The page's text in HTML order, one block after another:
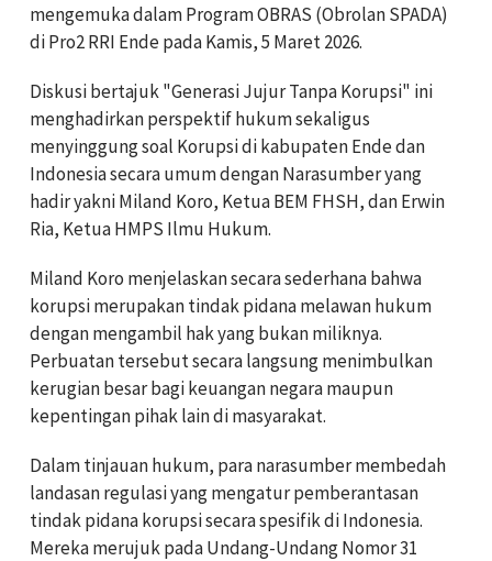
mengemuka dalam Program OBRAS (Obrolan SPADA)
di Pro2 RRI Ende pada Kamis, 5 Maret 2026.
Diskusi bertajuk "Generasi Jujur Tanpa Korupsi" ini
menghadirkan perspektif hukum sekaligus
menyinggung soal Korupsi di kabupaten Ende dan
Indonesia secara umum dengan Narasumber yang
hadir yakni Miland Koro, Ketua BEM FHSH, dan Erwin
Ria, Ketua HMPS Ilmu Hukum.
Miland Koro menjelaskan secara sederhana bahwa
korupsi merupakan tindak pidana melawan hukum
dengan mengambil hak yang bukan miliknya.
Perbuatan tersebut secara langsung menimbulkan
kerugian besar bagi keuangan negara maupun
kepentingan pihak lain di masyarakat.
Dalam tinjauan hukum, para narasumber membedah
landasan regulasi yang mengatur pemberantasan
tindak pidana korupsi secara spesifik di Indonesia.
Mereka merujuk pada Undang-Undang Nomor 31